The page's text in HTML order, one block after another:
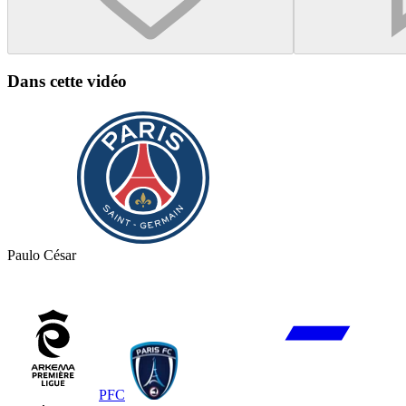
Dans cette vidéo
Paulo César
PFC